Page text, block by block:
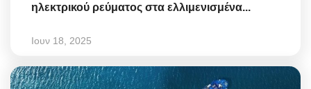
ηλεκτρικού ρεύματος στα ελλιμενισμένα...
Ιουν 18, 2025